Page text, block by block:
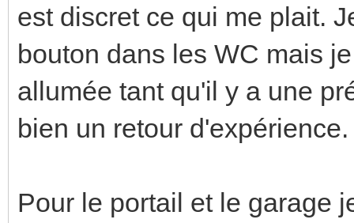
est discret ce qui me plait.
bouton dans les WC mais
allumée tant qu'il y a une
bien un retour d'expérience.
Pour le portail et le garage